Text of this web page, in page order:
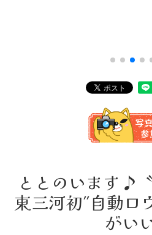
ととのいます♪
東三河初″自動ロ
がい